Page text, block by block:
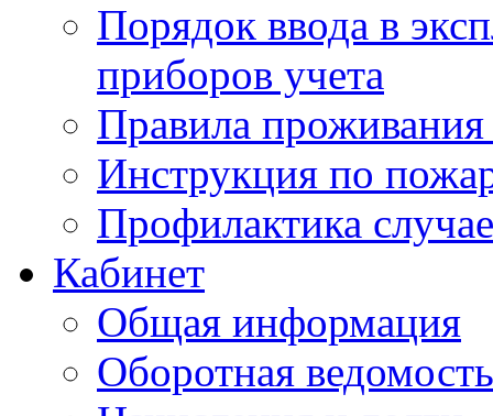
Порядок ввода в
приборов учета
Правила
Инструкция по
Профилактика
Кабинет
Общая информация
Оборотная ведомость